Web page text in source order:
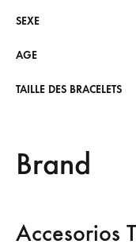
SEXE
AGE
TAILLE DES BRACELETS
Brand
Accesorios